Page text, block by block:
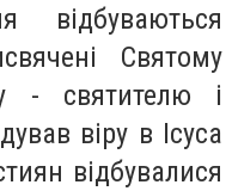
Святому
- святителю і
віру в Ісуса
відбувалися